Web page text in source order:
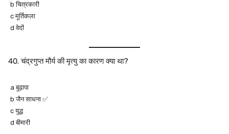
b चित्रकारी
c मूर्तिकला
d वेदों
चंद्रगुप्त मौर्य की मृत्यु का कारण क्या था?
a बुढ़ापा
b जैन साधना ✅
c युद्ध
d बीमारी